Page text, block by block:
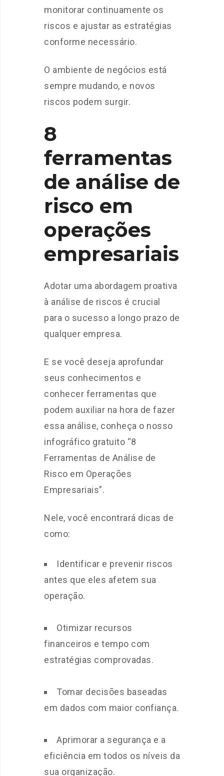
monitorar continuamente os
riscos e ajustar as estratégias
conforme necessário.
O ambiente de negócios está
sempre mudando, e novos
riscos podem surgir.
8
ferramentas
de análise de
risco em
operações
empresariais
Adotar uma abordagem proativa
à análise de riscos é crucial
para o sucesso a longo prazo de
qualquer empresa.
E se você deseja aprofundar
seus conhecimentos e
conhecer ferramentas que
podem auxiliar na hora de fazer
essa análise, conheça o nosso
infográfico gratuito “8
Ferramentas de Análise de
Risco em Operações
Empresariais”.
Nele, você encontrará dicas de
como:
Identificar e prevenir riscos
antes que eles afetem sua
operação.
Otimizar recursos
financeiros e tempo com
estratégias comprovadas.
Tomar decisões baseadas
em dados com maior confiança.
Aprimorar a segurança e a
eficiência em todos os níveis da
sua organização.